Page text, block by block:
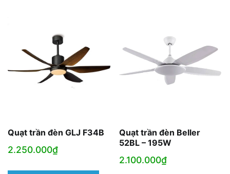
Quạt trần đèn GLJ F34B
2.250.000₫
Quạt trần đèn Beller
52BL – 195W
2.100.000₫